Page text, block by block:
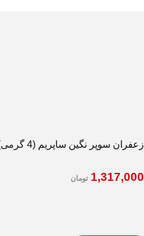
زعفران سوپر نگین ساپریم (4 گرمی)
1,317,000 تومان